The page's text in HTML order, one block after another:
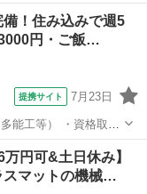
備！住み込みで週5
円・ご飯…
提携サイト 7月23日
能工等） ・資格取得
円可&土日休み】
マットの機械…